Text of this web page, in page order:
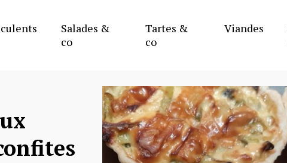
Salades &
co
Tartes &
co
Viandes
Tartes aux légumes